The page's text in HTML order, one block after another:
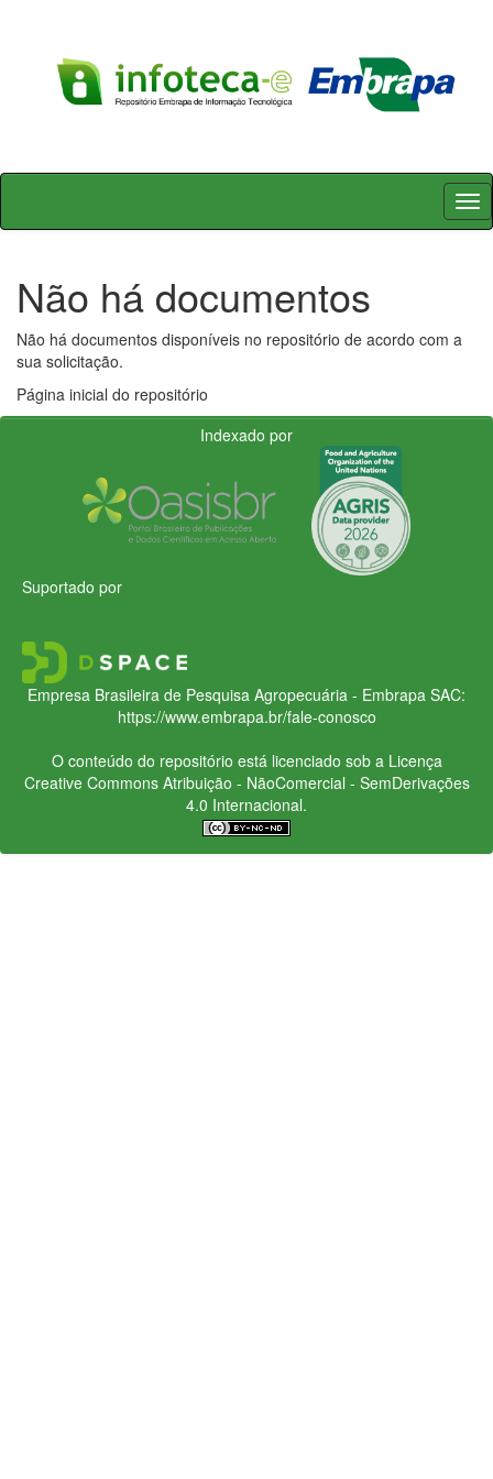
Skip
Não há documentos
Não há documentos disponíveis no repositório de acordo com a
sua solicitação.
Página inicial do repositório
Indexado por
Suportado por
Empresa Brasileira de Pesquisa Agropecuária - Embrapa SAC:
https://www.embrapa.br/fale-conosco
O conteúdo do repositório está licenciado sob a Licença
Creative CommonsAtribuição - NãoComercial - SemDerivações
4.0 Internacional.